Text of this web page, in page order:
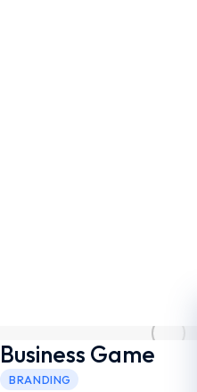
Business Game
BRANDING